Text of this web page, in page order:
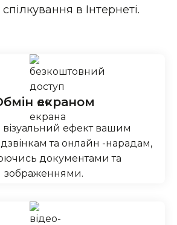
в Інтернеті.
екраном
візуальний ефект вашим
та онлайн -нарадам,
документами та
зображеннями.